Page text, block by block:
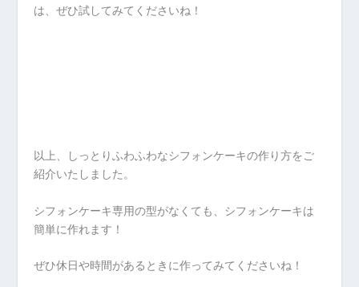
は、ぜひ試してみてくださいね！
以上、しっとりふわふわなシフォンケーキの作り方をご
紹介いたしました。
シフォンケーキ専用の型がなくても、シフォンケーキは
簡単に作れます！
ぜひ休日や時間があるときに作ってみてくださいね！